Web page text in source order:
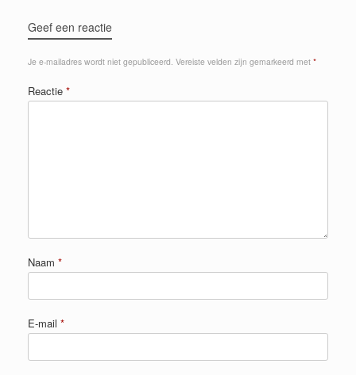
Geef een reactie
Je e-mailadres wordt niet gepubliceerd. Vereiste velden zijn gemarkeerd met *
Reactie *
Naam *
E-mail *